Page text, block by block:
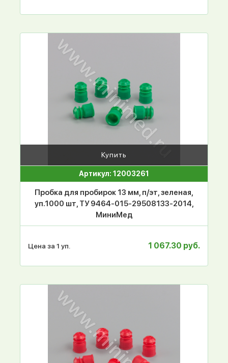
Купить
Артикул: 12003261
Пробка для пробирок 13 мм, п/эт, зеленая,
уп.1000 шт, ТУ 9464-015-29508133-2014,
МиниМед
Цена за 1 уп. 1 067.30 руб.